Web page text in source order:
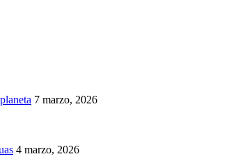
7 marzo, 2026
4 marzo, 2026